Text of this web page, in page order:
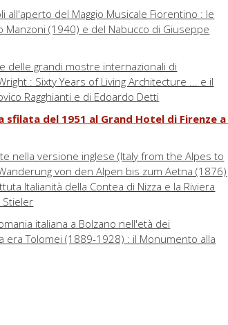
all'aperto del Maggio Musicale Fiorentino : le
(1940) e del Nabucco di Giuseppe
delle grandi mostre internazionali di
: Sixty Years of Living Architecture ... e il
Ragghianti e di Edoardo Detti
del 1951 al Grand Hotel di Firenze
nella versione inglese (Italy from the Alpes to
von den Alpen bis zum Aetna (1876)
Italianità della Contea di Nizza e la Riviera
Stieler
italiana a Bolzano nell'età dei
era Tolomei (1889-1928) : il Monumento alla
di Camillo Boito